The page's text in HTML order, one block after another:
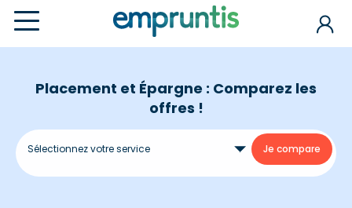
Placement et Épargne : Comparez les
offres !